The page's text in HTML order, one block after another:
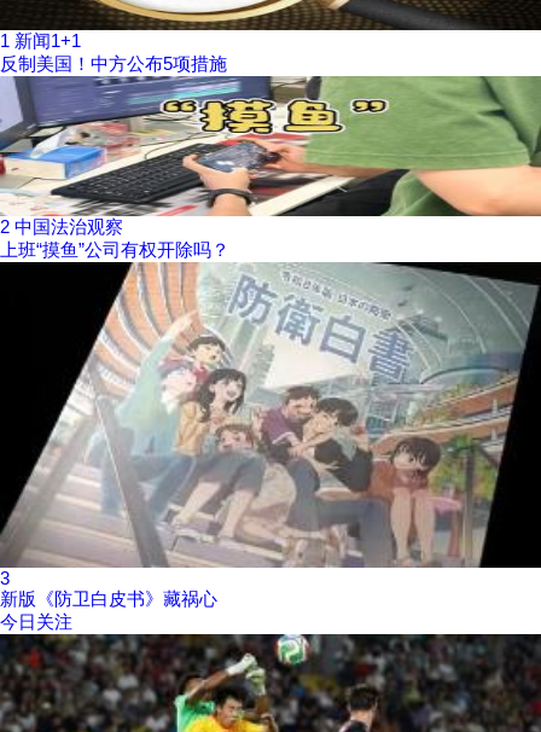
1 新闻1+1
反制美国！中方公布5项措施
2 中国法治观察
上班“摸鱼”公司有权开除吗？
3
新版《防卫白皮书》藏祸心
今日关注